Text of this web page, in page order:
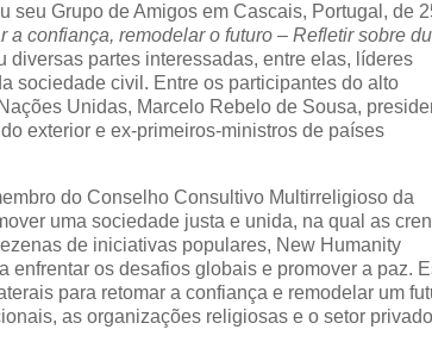
Grupo de Amigos em Cascais, Portugal, de
a confiança, remodelar o futuro – Refletir sobre
diversas partes interessadas, entre elas, líderes
sociedade civil. Entre os participantes do alto
Unidas, Marcelo Rebelo de Sousa,
exterior e ex-primeiros-ministros de países
do Conselho Consultivo Multirreligioso da
uma sociedade justa e unida, na qual as
de iniciativas populares, New Humanity
os desafios globais e promover a paz.
para retomar a confiança e remodelar um
as organizações religiosas e o setor